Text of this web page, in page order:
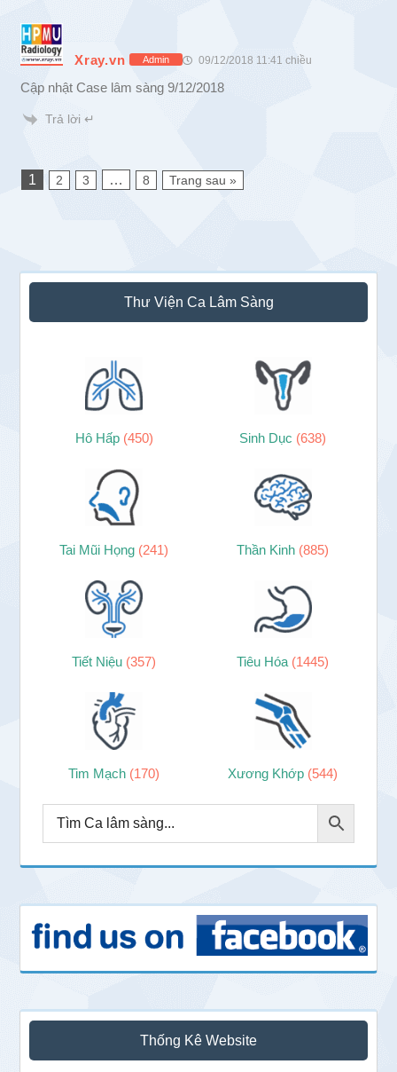
Xray.vn Admin 09/12/2018 11:41 chiều
Cập nhật Case lâm sàng 9/12/2018
Trả lời ↵
1 2 3 … 8 Trang sau »
Sidebar
chính
Thư Viện Ca Lâm Sàng
Hô Hấp (450) Sinh Dục (638)
Tai Mũi Họng (241) Thần Kinh (885)
Tiết Niệu (357) Tiêu Hóa (1445)
Tim Mạch (170) Xương Khớp (544)
Thống Kê Website